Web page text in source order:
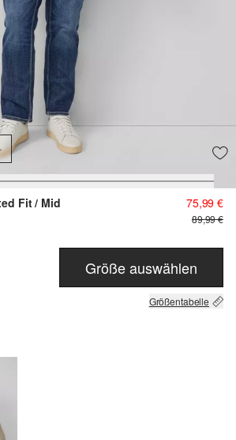
Fit / Mid
75,99 €
89,99 €
Größe auswählen
Größentabelle